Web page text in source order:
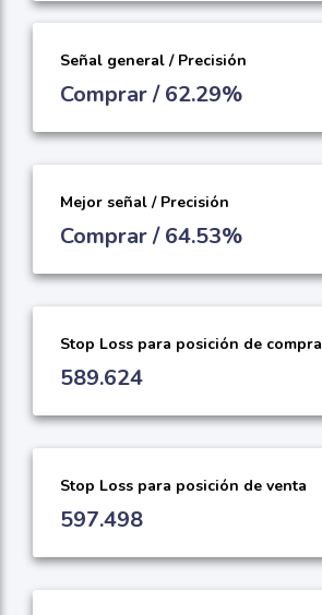
Señal general / Precisión
Comprar / 62.29%
Mejor señal / Precisión
Comprar / 64.53%
Stop Loss para posición de compra
589.624
Stop Loss para posición de venta
597.498